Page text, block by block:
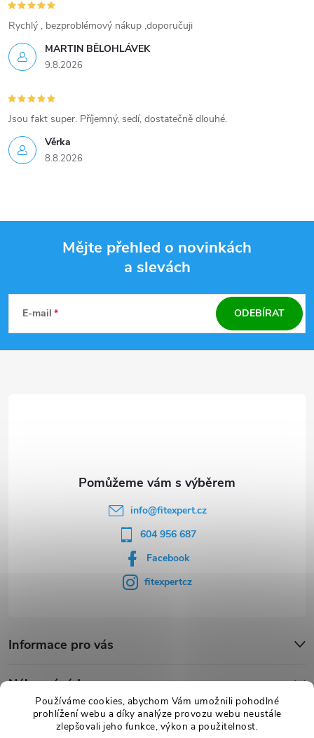
Používáme cookies, abychom Vám umožnili pohodlné
prohlížení webu a díky analýze provozu webu neustále
zlepšovali jeho funkce, výkon a použitelnost.
MARTIN BĚLOHLÁVEK
9.8.2026
Rychlý , bezproblémový nákup ,doporučuji
Věrka
8.8.2026
Jsou fakt super. Příjemný, sedí, dostatečně dlouhé.
p
Mějte přehled o novinkách
a slevách
E-mail ODEBÍRAT
info@fitexpert.cz
604 956 687
Facebook
fitexpertcz
Informace pro vás
Nákupní rádce
Novinky